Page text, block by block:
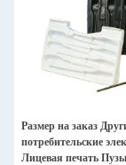
Размер на заказ
потребительские
Лицевая печать